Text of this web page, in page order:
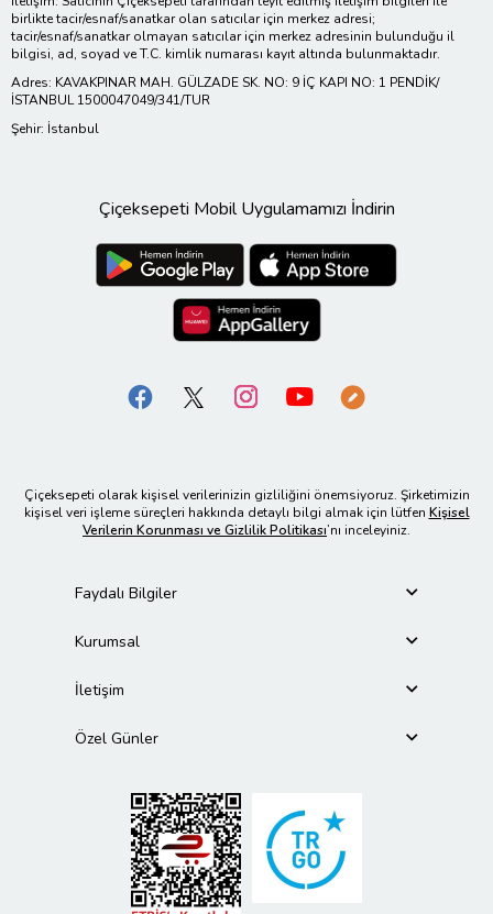
birlikte tacir/esnaf/sanatkar olan satıcılar için merkez adresi;
tacir/esnaf/sanatkar olmayan satıcılar için merkez adresinin bulunduğu il
bilgisi, ad, soyad ve T.C. kimlik numarası kayıt altında bulunmaktadır.
Adres: KAVAKPINAR MAH. GÜLZADE SK. NO: 9 İÇ KAPI NO: 1 PENDİK/
İSTANBUL 1500047049/341/TUR
Şehir: İstanbul
Çiçeksepeti Mobil Uygulamamızı İndirin
Çiçeksepeti olarak kişisel verilerinizin gizliliğini önemsiyoruz. Şirketimizin
kişisel veri işleme süreçleri hakkında detaylı bilgi almak için lütfen Kişisel
Verilerin Korunması ve Gizlilik Politikası’nı inceleyiniz.
Faydalı Bilgiler
Kurumsal
İletişim
Özel Günler